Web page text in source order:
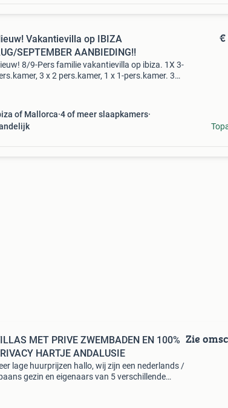
Vakantievilla op IBIZA
SEPTEMBER AANBIEDING!!
8/9-Pers familie vakantievilla op ibiza. 1X 3-
3 x 2 pers.kamer, 1 x 1-pers.kamer. 3
of Mallorca 4 of meer slaapkamers
€
MET PRIVE ZWEMBADEN EN 100%
HARTJE ANDALUSIE
lage huurprijzen hallo, wij zijn een nederlands /
gezin en eigenaars van 5 verschillende
Zie